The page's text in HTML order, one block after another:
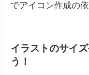
でアイコン作成の
イラストのサイ
う！